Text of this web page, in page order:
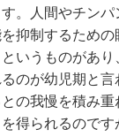
。人間やチンパ
抑制するため
いうものがあり
のが幼児期と
の我慢を積み
を得られるので